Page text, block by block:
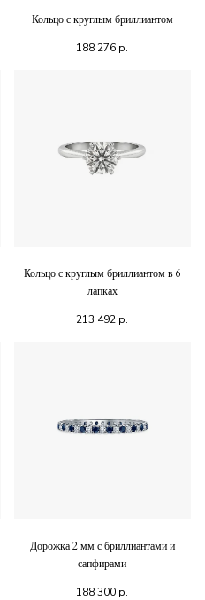
Кольцо с круглым бриллиантом
188 276 р.
Кольцо с круглым бриллиантом в 6
лапках
213 492 р.
Дорожка 2 мм с бриллиантами и
сапфирами
188 300 р.